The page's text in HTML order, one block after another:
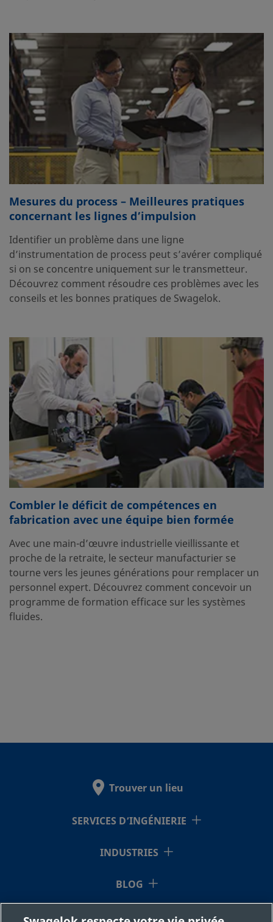
Mesures du process – Meilleures pratiques
concernant les lignes d’impulsion
Identifier un problème dans une ligne
d’instrumentation de process peut s’avérer compliqué
si on se concentre uniquement sur le transmetteur.
Découvrez comment résoudre ces problèmes avec les
conseils et les bonnes pratiques de Swagelok.
Combler le déficit de compétences en
fabrication avec une équipe bien formée
Avec une main-d’œuvre industrielle vieillissante et
proche de la retraite, le secteur manufacturier se
tourne vers les jeunes générations pour remplacer un
personnel expert. Découvrez comment concevoir un
programme de formation efficace sur les systèmes
fluides.
Trouver un lieu
SERVICES D’INGÉNIERIE
INDUSTRIES
BLOG
RESSOURCES